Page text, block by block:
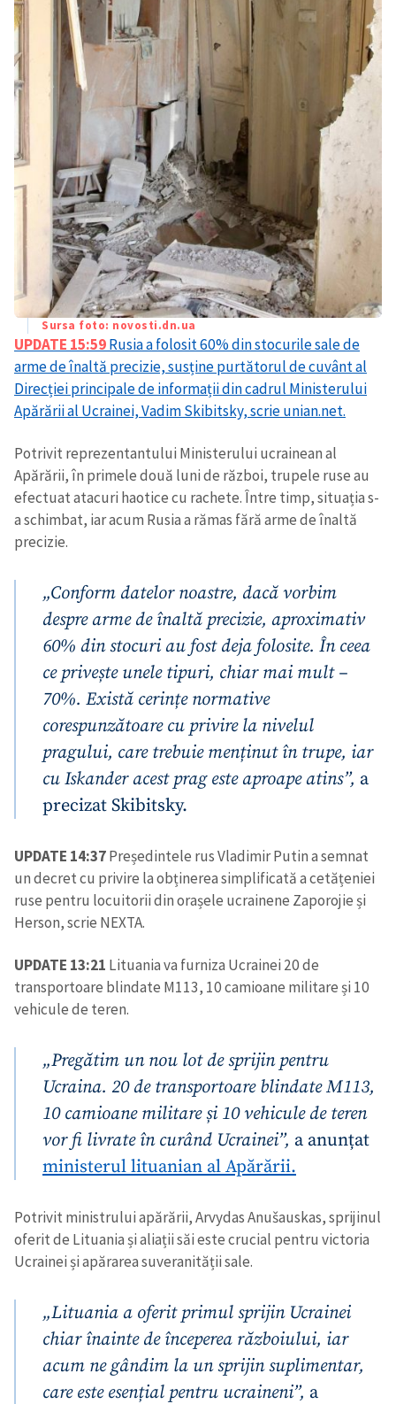
Sursa foto: novosti.dn.ua
UPDATE 15:59Rusia a folosit 60% din stocurile sale de
arme de înaltă precizie, susține purtătorul de cuvânt al
Direcției principale de informații din cadrul Ministerului
Apărării al Ucrainei, Vadim Skibitsky, scrieunian.net.
Potrivit reprezentantului Ministerului ucrainean al
Apărării, în primele două luni de război, trupele ruse au
efectuat atacuri haotice cu rachete. Între timp, situația s-
a schimbat, iar acum Rusia a rămas fără arme de înaltă
precizie.
„Conform datelor noastre, dacă vorbim
despre arme de înaltă precizie, aproximativ
60% din stocuri au fost deja folosite. În ceea
ce privește unele tipuri, chiar mai mult –
70%. Există cerințe normative
corespunzătoare cu privire la nivelul
pragului, care trebuie menținut în trupe, iar
cu Iskander acest prag este aproape atins”, a
precizat Skibitsky.
UPDATE 14:37Președintele rus Vladimir Putin a semnat
un decret cu privire la obținerea simplificată a cetățeniei
ruse pentru locuitorii din orașele ucrainene Zaporojie și
Herson, scrie NEXTA.
UPDATE 13:21 Lituania va furniza Ucrainei 20 de
transportoare blindate M113, 10 camioane militare și 10
vehicule de teren.
„Pregătim un nou lot de sprijin pentru
Ucraina. 20 de transportoare blindate M113,
10 camioane militare și 10 vehicule de teren
vor fi livrate în curând Ucrainei”, a anunțat
ministerul lituanian al Apărării.
Potrivit ministrului apărării, Arvydas Anušauskas, sprijinul
oferit de Lituania și aliații săi este crucial pentru victoria
Ucrainei și apărarea suveranității sale.
„Lituania a oferit primul sprijin Ucrainei
chiar înainte de începerea războiului, iar
acum ne gândim la un sprijin suplimentar,
care este esențial pentru ucraineni”, a